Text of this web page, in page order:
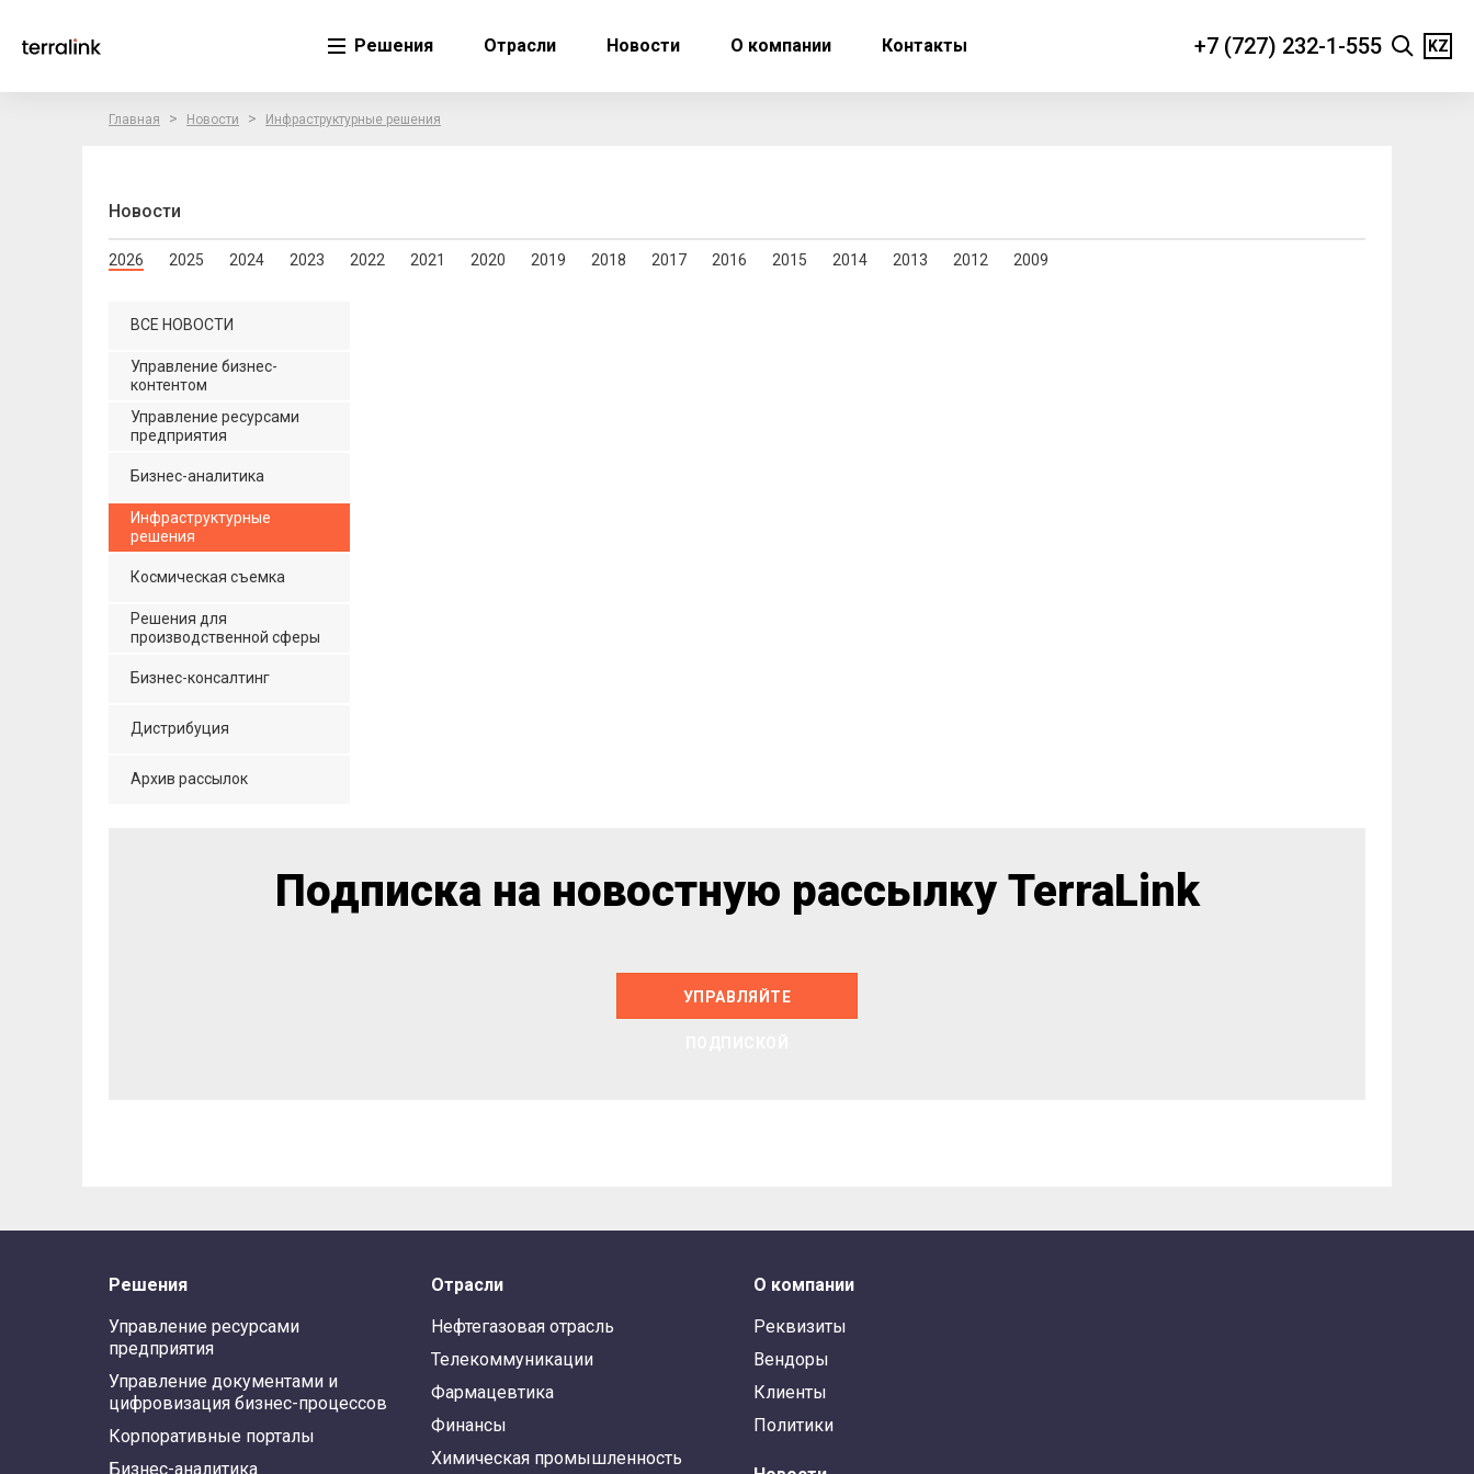
Решения Отрасли Новости О компании Контакты +7 (727) 232-1-555 KZ
Главная > Новости > Инфраструктурные решения
Новости
2026 2025 2024 2023 2022 2021 2020 2019 2018 2017 2016 2015 2014 2013 2012 2009
ВСЕ НОВОСТИ
Управление бизнес-
контентом
Управление ресурсами
предприятия
Бизнес-аналитика
Инфраструктурные
решения
Космическая съемка
Решения для
производственной сферы
Бизнес-консалтинг
Дистрибуция
Архив рассылок
Подписка на новостную рассылку TerraLink
УПРАВЛЯЙТЕ
Решения
Управление ресурсами
предприятия
Управление документами и
цифровизация бизнес-процессов
Корпоративные порталы
Бизнес-аналитика
Отрасли
Нефтегазовая отрасль
Телекоммуникации
Фармацевтика
Финансы
Химическая промышленность
О компании
Реквизиты
Вендоры
Клиенты
Политики